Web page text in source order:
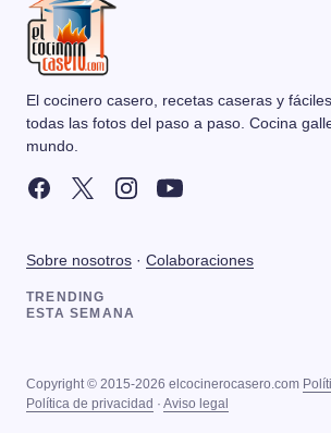
El cocinero casero, recetas caseras y
todas las fotos del paso a paso. Cocina
mundo.
Sobre nosotros · Colaboraciones
TRENDING
ESTA SEMANA
Copyright © 2015-2026 elcocinerocasero.com
Política de privacidad · Aviso legal